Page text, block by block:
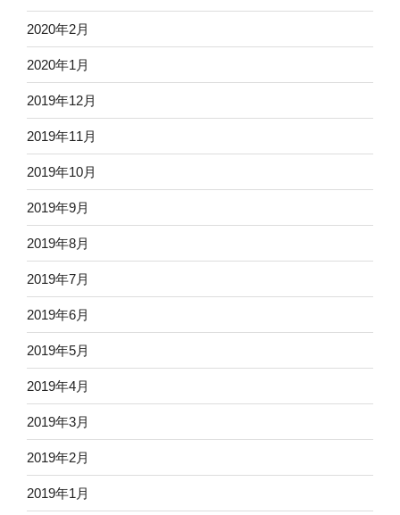
2020年2月
2020年1月
2019年12月
2019年11月
2019年10月
2019年9月
2019年8月
2019年7月
2019年6月
2019年5月
2019年4月
2019年3月
2019年2月
2019年1月